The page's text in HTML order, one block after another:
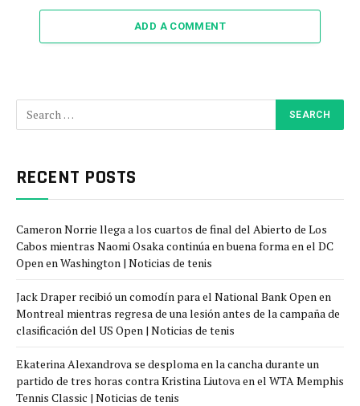
ADD A COMMENT
RECENT POSTS
Cameron Norrie llega a los cuartos de final del Abierto de Los
Cabos mientras Naomi Osaka continúa en buena forma en el DC
Open en Washington | Noticias de tenis
Jack Draper recibió un comodín para el National Bank Open en
Montreal mientras regresa de una lesión antes de la campaña de
clasificación del US Open | Noticias de tenis
Ekaterina Alexandrova se desploma en la cancha durante un
partido de tres horas contra Kristina Liutova en el WTA Memphis
Tennis Classic | Noticias de tenis